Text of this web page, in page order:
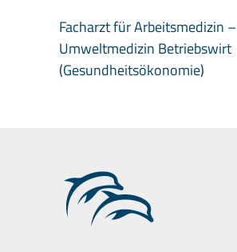
Facharzt für Arbeitsmedizin –
Umweltmedizin Betriebswirt
(Gesundheitsökonomie)